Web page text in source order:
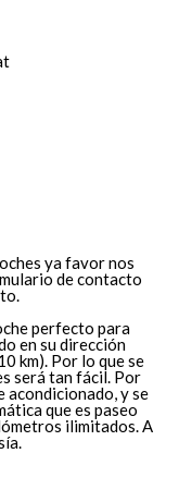
ya favor nos
de contacto
perfecto para
en su dirección
km). Por lo que se
será tan fácil. Por
acondicionado, y se
que es paseo
ilimitados. A